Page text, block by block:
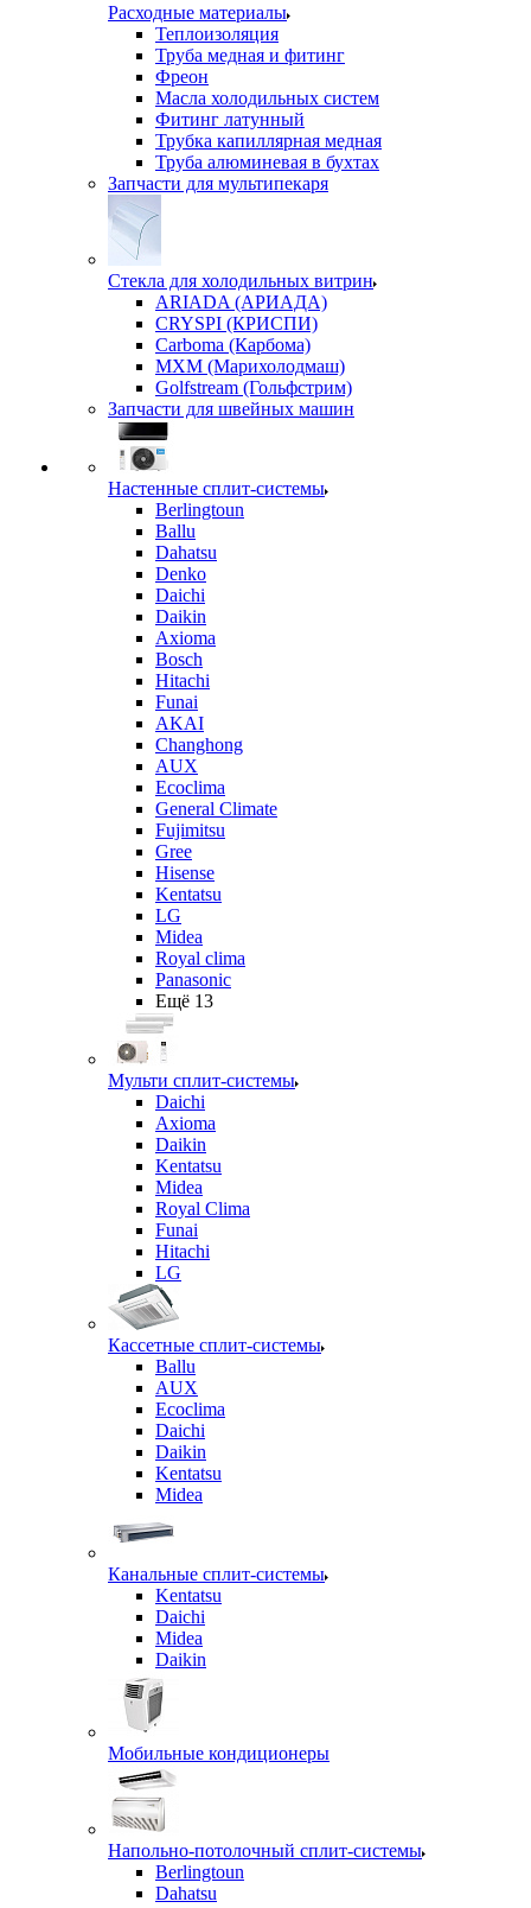
Расходные материалы
Теплоизоляция
Труба медная и фитинг
Фреон
Масла холодильных систем
Фитинг латунный
Трубка капиллярная медная
Труба алюминевая в бухтах
Запчасти для мультипекаря
Стекла для холодильных витрин
ARIADA (АРИАДА)
CRYSPI (КРИСПИ)
Carboma (Карбома)
MXM (Марихолодмаш)
Golfstream (Гольфстрим)
Запчасти для швейных машин
Настенные сплит-системы
Berlingtoun
Ballu
Dahatsu
Denko
Daichi
Daikin
Axioma
Bosch
Hitachi
Funai
AKAI
Changhong
AUX
Ecoclima
General Climate
Fujimitsu
Gree
Hisense
Kentatsu
LG
Midea
Royal clima
Panasonic
Ещё 13
Мульти сплит-системы
Daichi
Axioma
Daikin
Kentatsu
Midea
Royal Clima
Funai
Hitachi
LG
Кассетные сплит-системы
Ballu
AUX
Ecoclima
Daichi
Daikin
Kentatsu
Midea
Канальные сплит-системы
Kentatsu
Daichi
Midea
Daikin
Мобильные кондиционеры
Напольно-потолочный сплит-системы
Berlingtoun
Dahatsu